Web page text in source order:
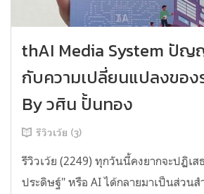
thAI Media System ปัญ
กับความเปลี่ยนแปลงของ
By วศิน ปั้นทอง
รีวิวเว้ย (3)
รีวิวเว้ย (2249) ทุกวันนี้คงยากจะปฏิเ
ประดิษฐ์" หรือ AI ได้กลายมาเป็นส่วน